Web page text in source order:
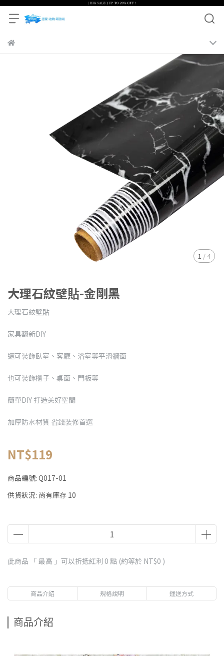
1 / 4
大理石紋壁貼-金剛黑
大理石紋壁貼
家具翻新DIY
還可裝飾臥室、客廳、浴室等平滑牆面
也可裝飾櫃子、桌面、門板等
簡單DIY 打造美好空間
加厚防水材質 省錢裝修首選
NT$119
商品編號: Q017-01
供貨狀況: 尚有庫存 10
此商品 「 最高 」可以折抵紅利 0 點 (約等於 NT$0 )
商品介紹 規格說明 運送方式
商品介紹